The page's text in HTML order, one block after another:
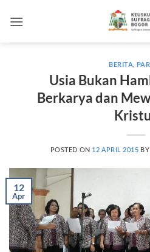
BERITA
Usia Bukan
Berkarya dan
POSTED ON 12 APRIL 2015 BY
12
Apr